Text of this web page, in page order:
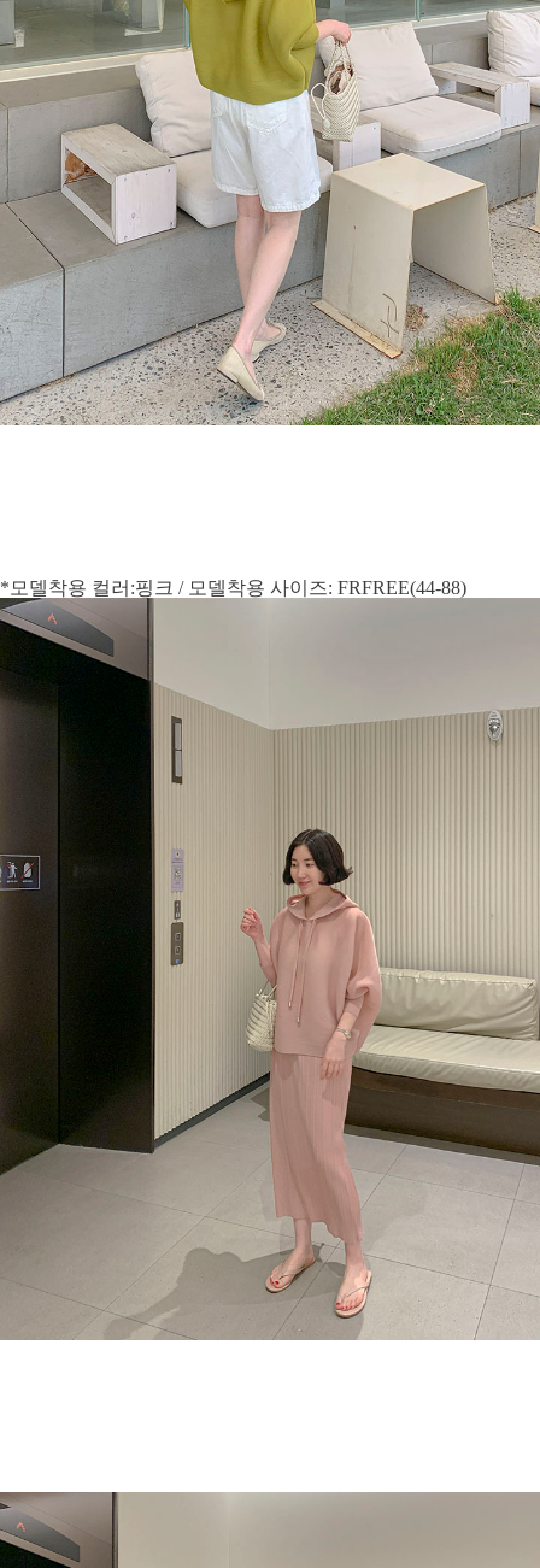
*모델착용 컬러:핑크 / 모델착용 사이즈: FRFREE(44-88)